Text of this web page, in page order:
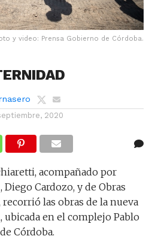
y video: Prensa Gobierno de Córdoba.
2020
acompañado por
Cardozo, y de Obras
recorrió las obras de la nueva
en el complejo Pablo
Córdoba.